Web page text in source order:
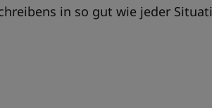
in so gut wie jeder